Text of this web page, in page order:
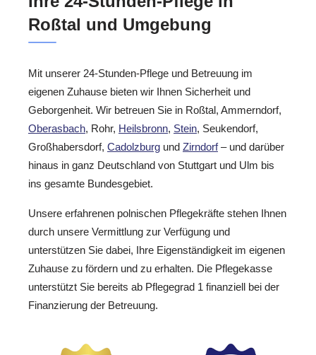
Roßtal und Umgebung
Mit unserer 24-Stunden-Pflege und Betreuung im
eigenen Zuhause bieten wir Ihnen Sicherheit und
Geborgenheit. Wir betreuen Sie in Roßtal, Ammerndorf,
Oberasbach, Rohr, Heilsbronn, Stein, Seukendorf,
Großhabersdorf, Cadolzburg und Zirndorf– und darüber
hinaus in ganz Deutschland von Stuttgart und Ulm bis
ins gesamte Bundesgebiet.
Unsere erfahrenen polnischen Pflegekräfte stehen Ihnen
durch unsere Vermittlung zur Verfügung und
unterstützen Sie dabei, Ihre Eigenständigkeit im eigenen
Zuhause zu fördern und zu erhalten. Die Pflegekasse
unterstützt Sie bereits ab Pflegegrad 1 finanziell bei der
Finanzierung der Betreuung.